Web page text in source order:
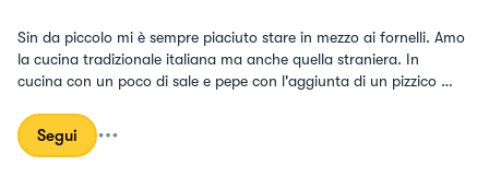
Sin da piccolo mi è sempre piaciuto stare in mezzo ai fornelli. Amo
la cucina tradizionale italiana ma anche quella straniera. In
cucina con un poco di sale e pepe con l'aggiunta di un pizzico
Segui